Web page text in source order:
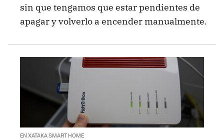
sin que tengamos que estar pendientes de
apagar y volverlo a encender manualmente.
EN XATAKA SMART HOME